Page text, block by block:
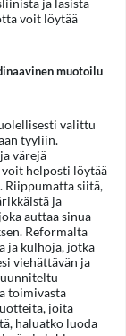
voit löytää
muotoilu
valittu
tyyliin.
värejä
helposti löytää
Riippumatta siitä,
ja
auttaa sinua
Reformalta
ja kulhoja, jotka
viehättävän ja
toimivasta
joita
haluatko luoda